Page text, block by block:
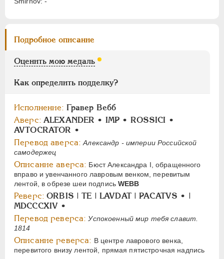
Подробное описание
Оценить мою медаль
Как определить подделку?
Исполнение: Гравер Вебб
Аверс: ALEXANDER • IMP • ROSSICI •
AVTOCRATOR •
Перевод аверса: Александр - империи Российской
самодержец
Описание аверса: Бюст Александра I, обращенного
вправо и увенчанного лавровым венком, перевитым
лентой, в обрезе шеи подписьWEBB
Реверс: ORBIS | ТЕ | LAVDAT | PACATVS • |
MDCCCXIV •
Перевод реверса: Успокоенный мир тебя славит.
1814
Описание реверса: В центре лаврового венка,
перевитого внизу лентой, прямая пятистрочная надпись
Цифры
АЛЕКСАНДР II 1855-1881
АЛЕКСАНДР III 1881-1894
СЕРИИ МЕДАЛЕЙ 1600-1881